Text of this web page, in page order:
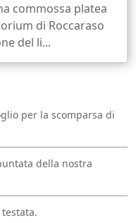
commossa platea
di Roccaraso
del li...
per la scomparsa di
della nostra